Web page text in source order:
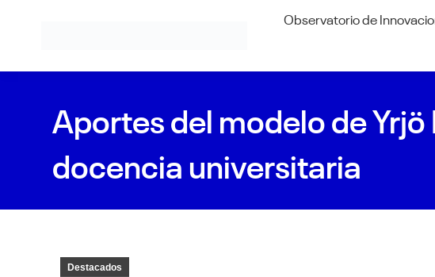
Observatorio de
Aportes del modelo de
docencia universitaria
Destacados